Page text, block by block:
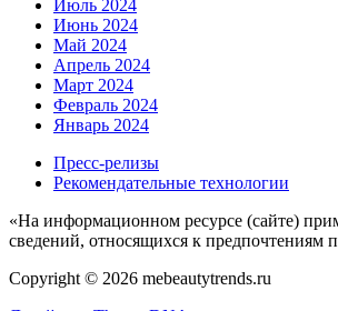
Июль 2024
Июнь 2024
Май 2024
Апрель 2024
Март 2024
Февраль 2024
Январь 2024
Пресс-релизы
Рекомендательные технологии
«На информационном ресурсе (сайте)
сведений, относящихся к предпочтениям
Copyright © 2026 mebeautytrends.ru